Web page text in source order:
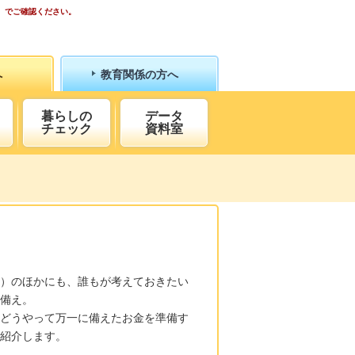
でご確認ください。
教育関係の方へ
暮らしの
チェック
データ
資料室
のほかにも、誰もが考えておきたい
え。
うやって万一に備えたお金を準備す
介します。